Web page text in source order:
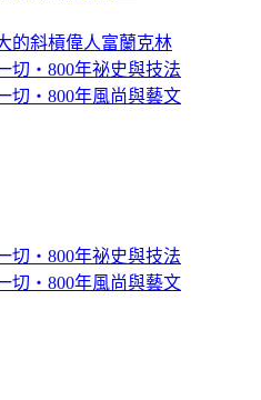
的斜槓偉人富蘭克林
切‧800年祕史與技法
切‧800年風尚與藝文
切‧800年祕史與技法
切‧800年風尚與藝文